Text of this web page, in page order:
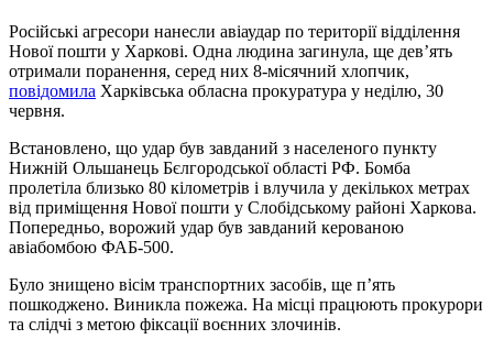
Російські агресори нанесли авіаудар по території відділення
Нової пошти у Харкові. Одна людина загинула, ще девʼять
отримали поранення, серед них 8-місячний хлопчик,
повідомила Харківська обласна прокуратура у неділю, 30
червня.
Встановлено, що удар був завданий з населеного пункту
Нижній Ольшанець Бєлгородської області РФ. Бомба
пролетіла близько 80 кілометрів і влучила у декількох метрах
від приміщення Нової пошти у Слобідському районі Харкова.
Попередньо, ворожий удар був завданий керованою
авіабомбою ФАБ-500.
Було знищено вісім транспортних засобів, ще пʼять
пошкоджено. Виникла пожежа. На місці працюють прокурори
та слідчі з метою фіксації воєнних злочинів.